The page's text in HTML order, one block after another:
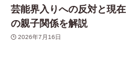
芸能界入りへの反対と現在
の親子関係を解説
2026年7月16日